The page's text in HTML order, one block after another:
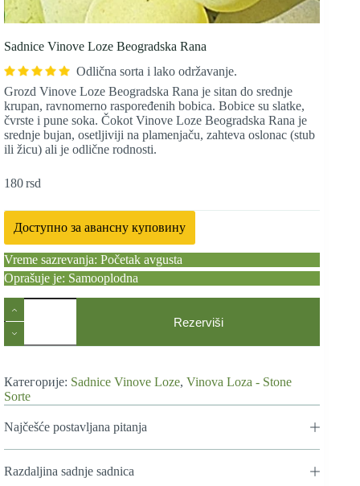
Sadnice Vinove Loze Beogradska Rana
Odlična sorta i lako održavanje.
Grozd Vinove Loze Beogradska Rana je sitan do srednje
krupan, ravnomerno raspoređenih bobica. Bobice su slatke,
čvrste i pune soka. Čokot Vinove Loze Beogradska Rana je
srednje bujan, osetljiviji na plamenjaču, zahteva oslonac (stub
ili žicu) ali je odlične rodnosti.
180rsd
Доступно за авансну куповину
Vreme sazrevanja: Početak avgusta
Oprašuje je: Samooplodna
Sadnice
Loze
Beogradska
Rezerviši
Категорије: Sadnice Vinove Loze, Vinova Loza - Stone
Sorte
Najčešće postavljana pitanja
Razdaljina sadnje sadnica